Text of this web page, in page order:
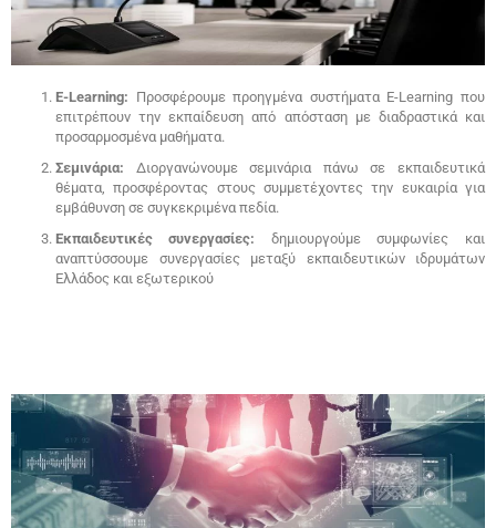
E-Learning: Προσφέρουμε προηγμένα συστήματα E-Learning που
επιτρέπουν την εκπαίδευση από απόσταση με διαδραστικά και
προσαρμοσμένα μαθήματα.
Σεμινάρια: Διοργανώνουμε σεμινάρια πάνω σε εκπαιδευτικά
θέματα, προσφέροντας στους συμμετέχοντες την ευκαιρία για
εμβάθυνση σε συγκεκριμένα πεδία.
Εκπαιδευτικές συνεργασίες: δημιουργούμε συμφωνίες και
αναπτύσσουμε συνεργασίες μεταξύ εκπαιδευτικών ιδρυμάτων
Ελλάδος και εξωτερικού